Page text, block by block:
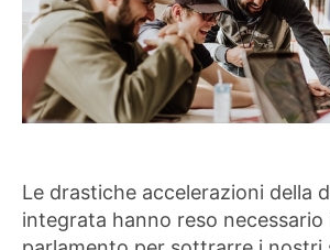
Le drastiche accelerazioni della
integrata hanno reso